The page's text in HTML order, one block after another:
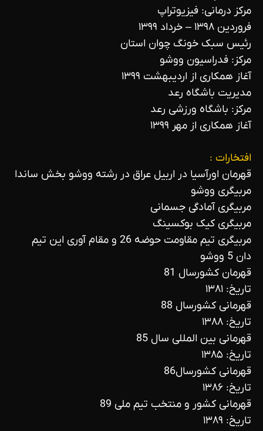
مرکز درمانی: فیزیوتراپ
فروردین ۱۳۹۸ – خرداد ۱۳۹۹
رئیس سبک خونگ چوان استان
مرکز: فدراسیون ووشو
آغاز همکاری از اردیبهشت ۱۳۹۹
مدیریت باشگاه رعد
مرکز: باشگاه ورزشی رعد
آغاز همکاری از مهر ۱۳۹۹
افتخارات :
قهرمان اورآسیا در اربیل عراق در رشته ووشو بخش ساندا
مربیگری ووشو
مربیگری آمادگی جسمانی
مربیگری کیک بوکسینگ
مربیگری تیم مقاومت حوضه 26 و مقام آوری این تیم
دان 5 ووشو
قهرمان کشورسال 81
تاریخ: ۱۳۸۱
قهرمانی کشورسال 88
تاریخ: ۱۳۸۸
قهرمانی بین المللی سال 85
تاریخ: ۱۳۸۵
قهرمانی کشورسال86
تاریخ: ۱۳۸۶
قهرمانی کشور و منتخب تیم ملی 89
تاریخ: ۱۳۸۹